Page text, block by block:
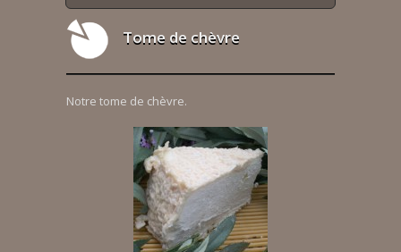
Tome de chèvre
Notre tome de chèvre.